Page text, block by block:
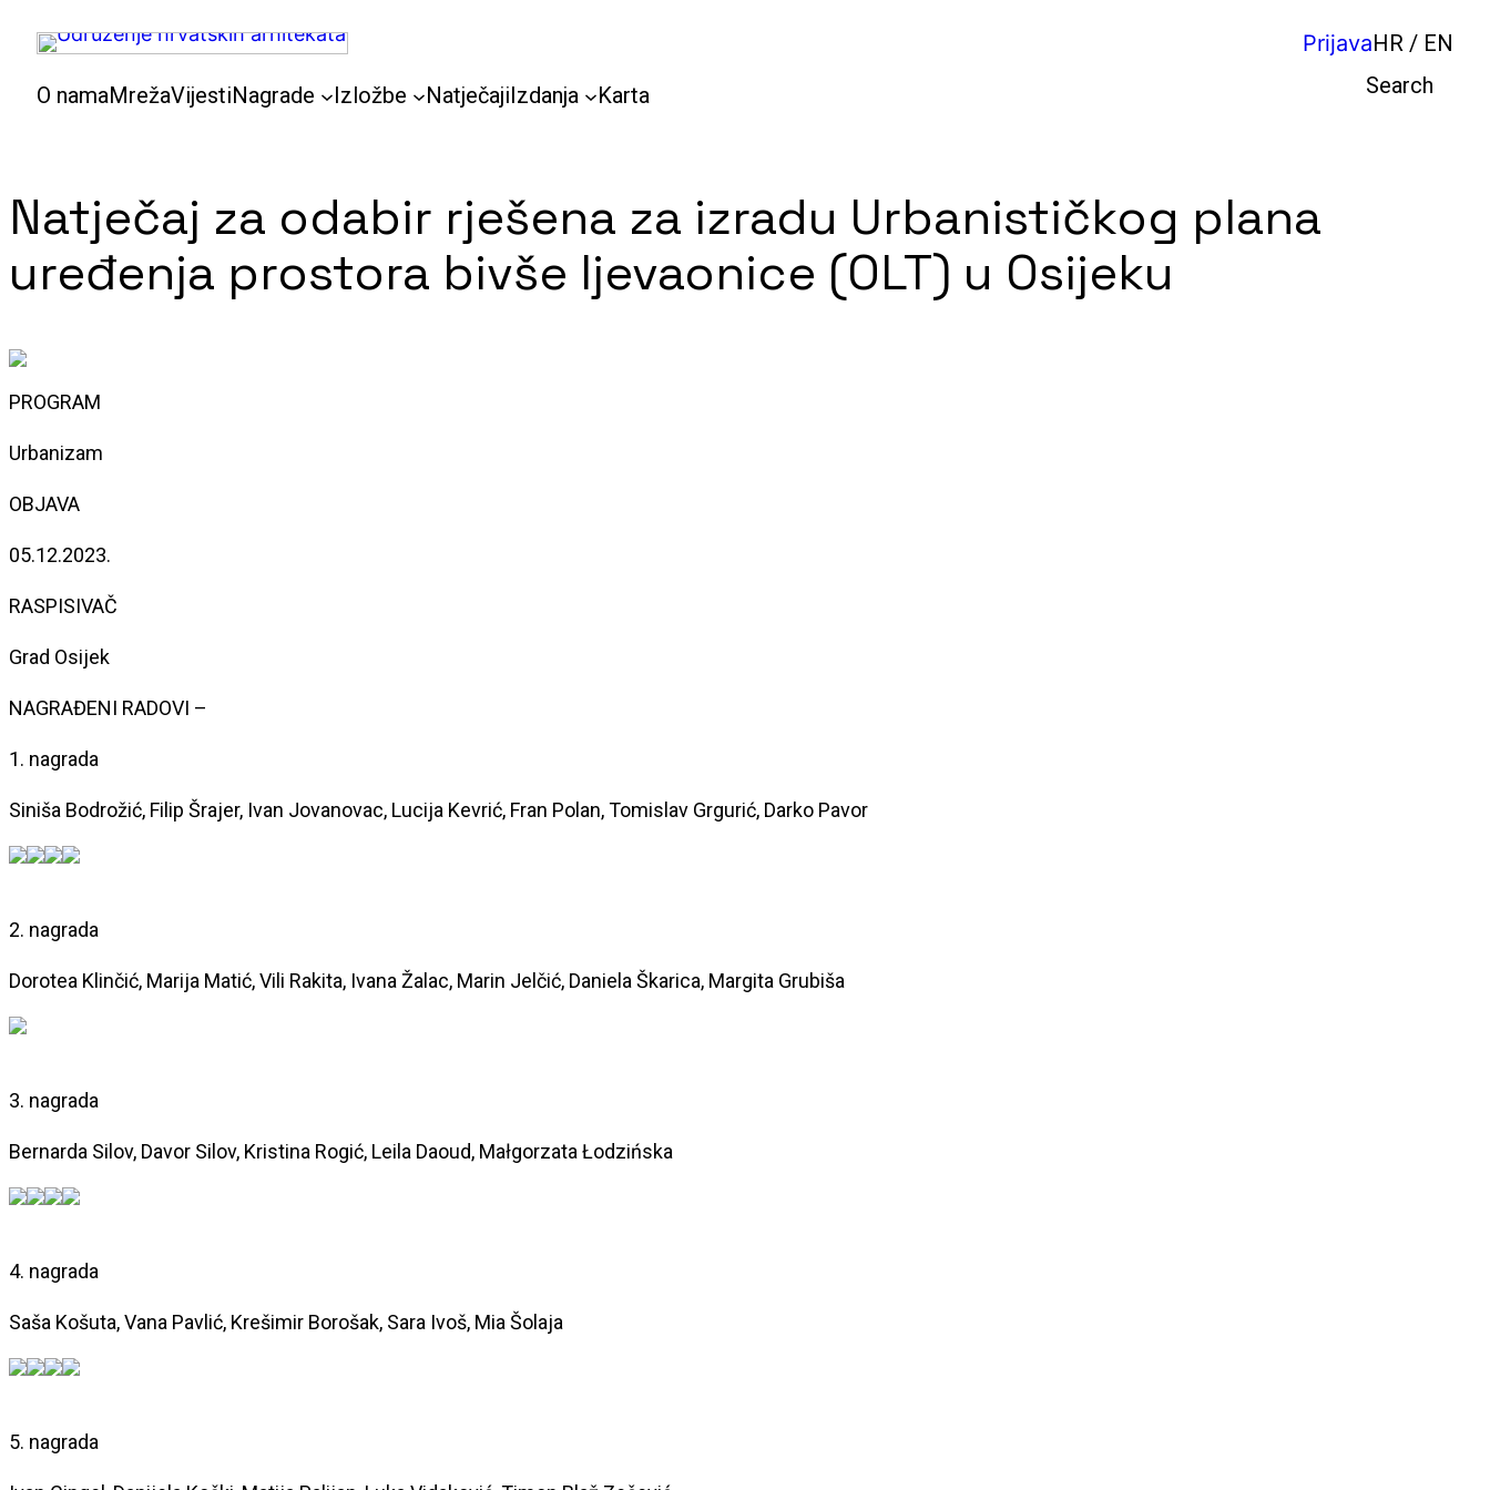
sadržaja
PrijavaHR / EN
O namaMrežaVijestiNagrade Izložbe NatječajiIzdanja Karta
Natječaj za odabir rješena za izradu Urbanističkog plana
uređenja prostora bivše ljevaonice (OLT) u Osijeku
PROGRAM
Urbanizam
OBJAVA
05.12.2023.
RASPISIVAČ
Grad Osijek
NAGRAĐENI RADOVI –
1. nagrada
Siniša Bodrožić, Filip Šrajer, Ivan Jovanovac, Lucija Kevrić, Fran Polan, Tomislav Grgurić, Darko Pavor
2. nagrada
Dorotea Klinčić, Marija Matić, Vili Rakita, Ivana Žalac, Marin Jelčić, Daniela Škarica, Margita Grubiša
3. nagrada
Bernarda Silov, Davor Silov, Kristina Rogić, Leila Daoud, Małgorzata Łodzińska
4. nagrada
Saša Košuta, Vana Pavlić, Krešimir Borošak, Sara Ivoš, Mia Šolaja
5. nagrada